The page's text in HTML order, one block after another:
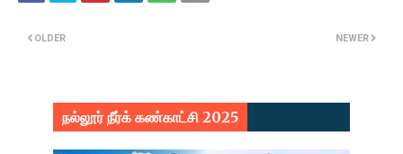
NEWER
OLDER
நல்லூர் நீர்க் கண்காட்சி 2025